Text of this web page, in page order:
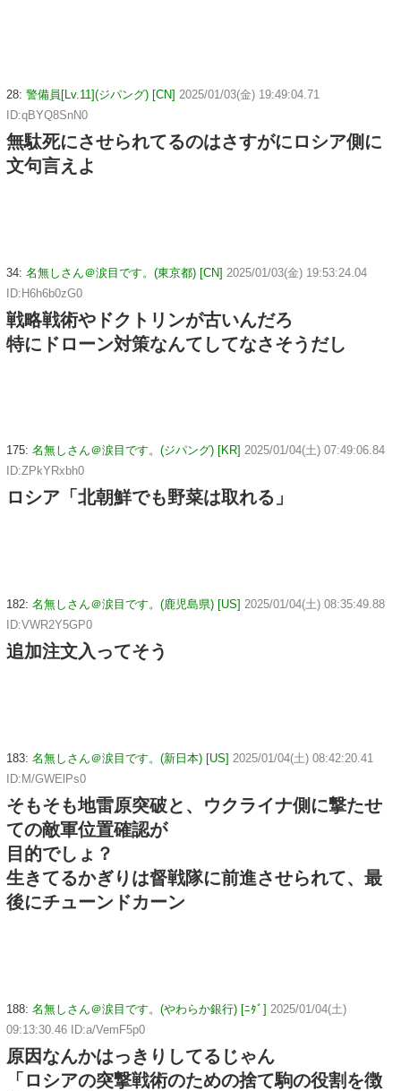
28: 警備員[Lv.11](ジパング) [CN] 2025/01/03(金) 19:49:04.71
ID:qBYQ8SnN0
無駄死にさせられてるのはさすがにロシア側に
文句言えよ
34: 名無しさん＠涙目です。(東京都) [CN] 2025/01/03(金) 19:53:24.04
ID:H6h6b0zG0
戦略戦術やドクトリンが古いんだろ
特にドローン対策なんてしてなさそうだし
175: 名無しさん＠涙目です。(ジパング) [KR] 2025/01/04(土) 07:49:06.84
ID:ZPkYRxbh0
ロシア「北朝鮮でも野菜は取れる」
182: 名無しさん＠涙目です。(鹿児島県) [US] 2025/01/04(土) 08:35:49.88
ID:VWR2Y5GP0
追加注文入ってそう
183: 名無しさん＠涙目です。(新日本) [US] 2025/01/04(土) 08:42:20.41
ID:M/GWElPs0
そもそも地雷原突破と、ウクライナ側に撃たせ
ての敵軍位置確認が
目的でしょ？
生きてるかぎりは督戦隊に前進させられて、最
後にチューンドカーン
188: 名無しさん＠涙目です。(やわらか銀行) [ﾆﾀﾞ] 2025/01/04(土)
09:13:30.46 ID:a/VemF5p0
原因なんかはっきりしてるじゃん
「ロシアの突撃戦術のための捨て駒の役割を徴